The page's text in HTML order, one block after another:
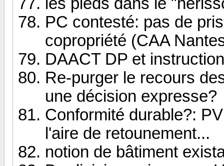
PC contesté: pas de
copropriété (CAA
DAACT DP et
Re-purger le recours
une décision expresse?
Conformité durable?:
l'aire de retounement...
notion de bâtiment